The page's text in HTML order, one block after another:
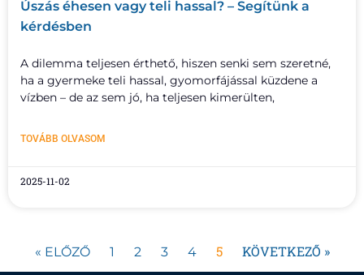
Úszás éhesen vagy teli hassal? – Segítünk a
kérdésben
A dilemma teljesen érthető, hiszen senki sem szeretné,
ha a gyermeke teli hassal, gyomorfájással küzdene a
vízben – de az sem jó, ha teljesen kimerülten,
TOVÁBB OLVASOM
2025-11-02
« ELŐZŐ 1 2 3 4 5 KÖVETKEZŐ »